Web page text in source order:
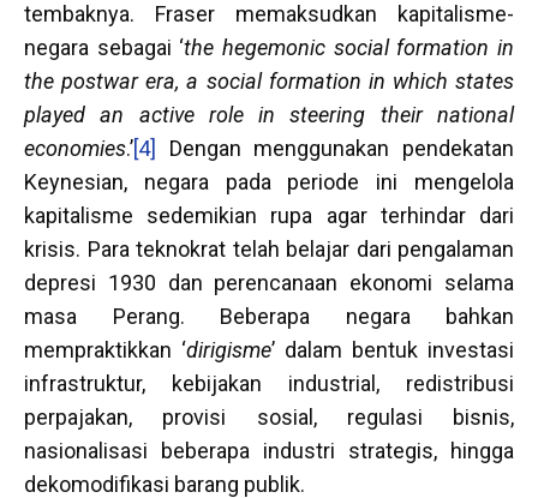
tembaknya. Fraser memaksudkan kapitalisme-
negara sebagai ‘the hegemonic social formation in
the postwar era, a social formation in which states
played an active role in steering their national
economies.’[4]
Dengan menggunakan pendekatan
Keynesian, negara pada periode ini mengelola
kapitalisme sedemikian rupa agar terhindar dari
krisis. Para teknokrat telah belajar dari pengalaman
depresi 1930 dan perencanaan ekonomi selama
masa Perang. Beberapa negara bahkan
mempraktikkan ‘dirigisme’ dalam bentuk investasi
infrastruktur, kebijakan industrial, redistribusi
perpajakan, provisi sosial, regulasi bisnis,
nasionalisasi beberapa industri strategis, hingga
dekomodifikasi barang publik.